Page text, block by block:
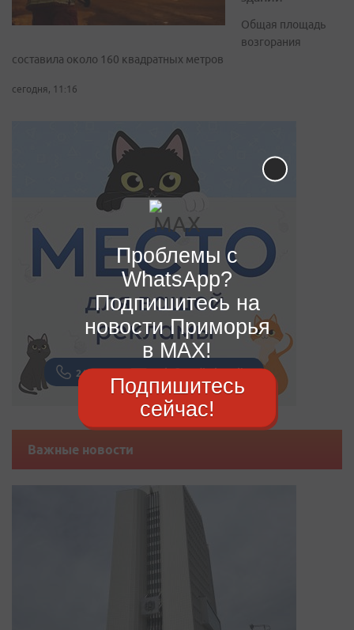
Общая площадь
возгорания
составила около 160 квадратных метров
сегодня, 11:16
Важные новости
Проблемы с
WhatsApp?
Подпишитесь на
новости Приморья
в MAX!
Подпишитесь
сейчас!